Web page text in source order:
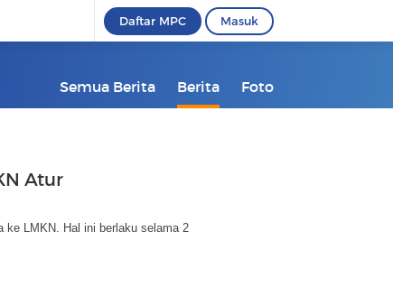
Daftar MPC Masuk
Semua Berita Berita Foto
Atur
ke LMKN. Hal ini berlaku selama 2